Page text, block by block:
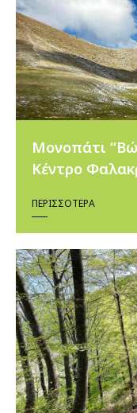
Μονοπάτι
Κέντρο
ΠΕΡΙΣΣΌΤΕΡΑ